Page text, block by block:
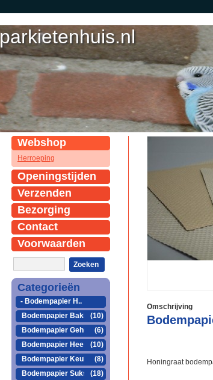
parkietenhuis.nl
parkietenhuis.nl
Webshop
Herroeping
Openingstijden
Verzenden
Bezorging
Contact
Voorwaarden
Zoeken
Categorieën
- Bodempapier H..
Bodempapier Bakke..(10)
Bodempapier Gehu ..
(6)
Bodempapier Heesa..(10)
Bodempapier Keule..
(8)
Bodempapier Sukse..(18)
Omschrijving
Honingraat